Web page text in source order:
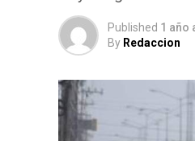
Published 1 año
By Redaccion